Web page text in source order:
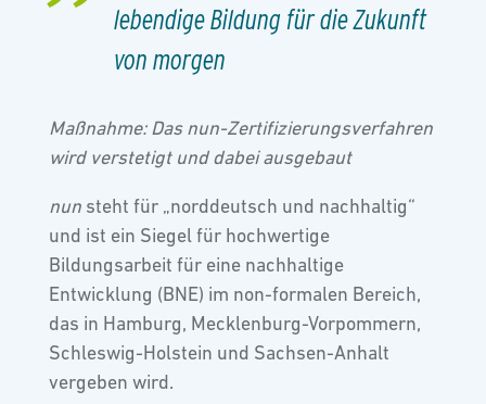
lebendige Bildung für die Zukunft
von morgen
Maßnahme: Das nun-Zertifizierungsverfahren
wird verstetigt und dabei ausgebaut
nunsteht für „norddeutsch und nachhaltig“
und ist ein Siegel für hochwertige
Bildungsarbeit für eine nachhaltige
Entwicklung (BNE) im non-formalen Bereich,
das in Hamburg, Mecklenburg-Vorpommern,
Schleswig-Holstein und Sachsen-Anhalt
vergeben wird.